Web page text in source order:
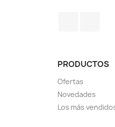
PRODUCTOS
Ofertas
Novedades
Los más